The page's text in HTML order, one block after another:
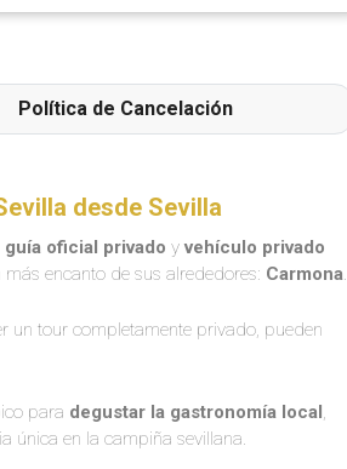
de ambos durante toda la
Política de Cancelación
desde Sevilla
guía oficial privado y vehículo privado
encanto de sus alrededores: Carmona.
un tour completamente privado, pueden
para degustar la gastronomía local,
única en la campiña sevillana.